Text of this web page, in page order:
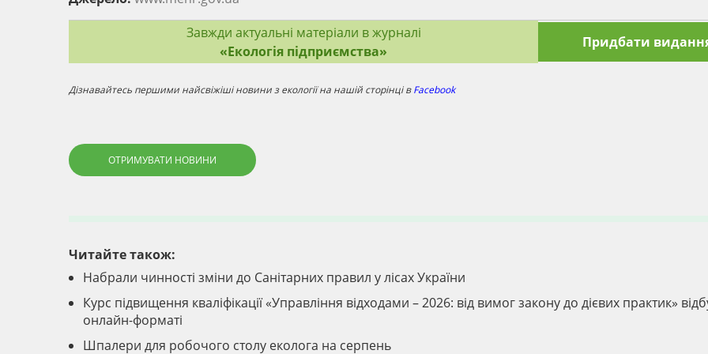
Завжди актуальні матеріали в журналі
«Екологія підприємства»
Придбати
Дізнавайтесь першими найсвіжіші новини з екології на нашій сторінці вFacebook
ОТРИМУВАТИ НОВИНИ
Читайте також:
Набрали чинності зміни до Санітарних правил у лісах України
Курс підвищення кваліфікації «Управління відходами – 2026: від вимог закону до дієвих практик»
онлайн-форматі
Шпалери для робочого столу еколога на серпень